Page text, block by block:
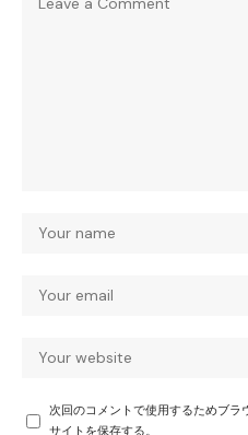
次回のコメントで使用するためブラ
サイトを保存する。